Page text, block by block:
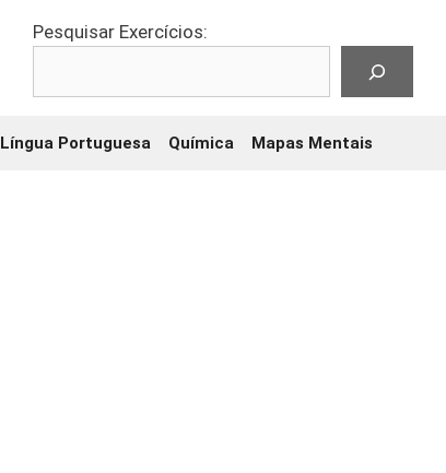
Pesquisar Exercícios:
Língua Portuguesa Química Mapas Mentais